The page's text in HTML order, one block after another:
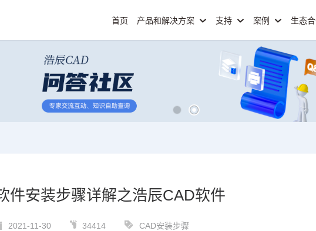
首页 产品和解决方案 支持 案例 生态
件安装步骤详解之浩辰CAD软件
2021-11-30 34414 CAD安装步骤